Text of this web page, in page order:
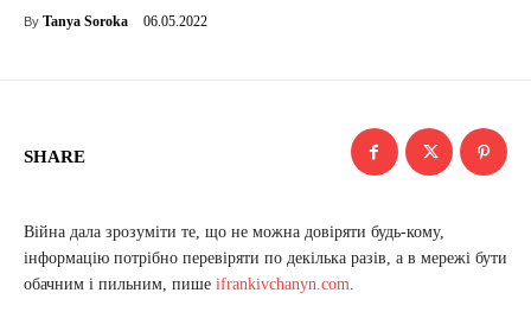
By Tanya Soroka 06.05.2022
SHARE
Війна дала зрозуміти те, що не можна довіряти будь-кому,
інформацію потрібно перевіряти по декілька разів, а в мережі бути
обачним і пильним, пише ifrankivchanyn.com.